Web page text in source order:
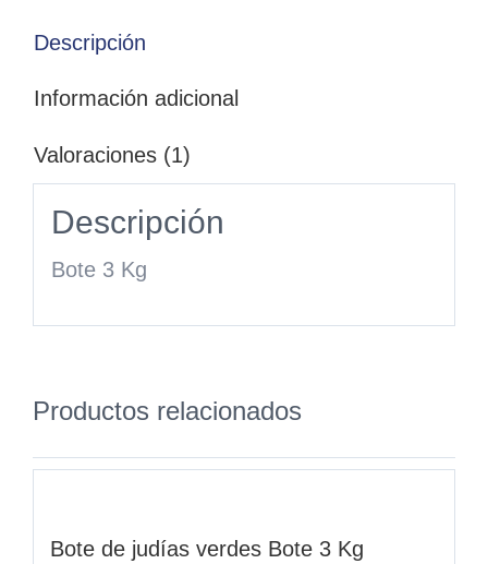
Descripción
Información adicional
Valoraciones (1)
Descripción
Bote 3 Kg
Productos relacionados
Bote de judías verdes Bote 3 Kg